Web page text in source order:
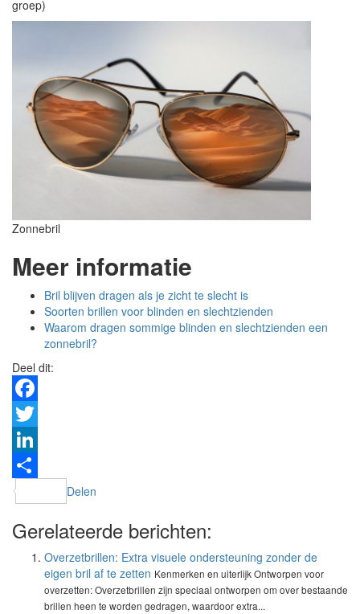
groep)
Zonnebril
Meer informatie
Bril blijven dragen als je zicht te slecht is
Soorten brillen voor blinden en slechtzienden
Waarom dragen sommige blinden en slechtzienden een
zonnebril?
Deel dit:
Facebook
Twitter
LinkedIn
Delen
Gerelateerde berichten:
Overzetbrillen: Extra visuele ondersteuning zonder de
eigen bril af te zetten Kenmerken en uiterlijk Ontworpen voor
overzetten: Overzetbrillen zijn speciaal ontworpen om over bestaande
brillen heen te worden gedragen, waardoor extra...